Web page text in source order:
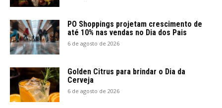
PO Shoppings projetam crescimento de
até 10% nas vendas no Dia dos Pais
6 de agosto de 2026
Golden Citrus para brindar o Dia da
Cerveja
6 de agosto de 2026